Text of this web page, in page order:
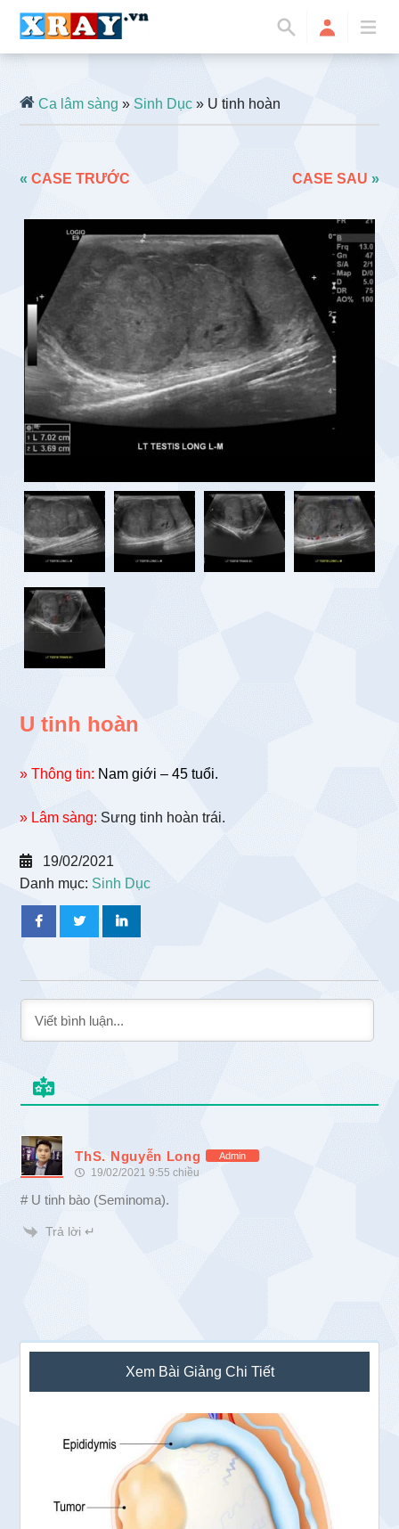
Ca lâm sàng »Sinh Dục » U tinh hoàn
«CASE TRƯỚC CASE SAU »
U tinh hoàn
» Thông tin: Nam giới – 45 tuổi.
» Lâm sàng: Sưng tinh hoàn trái.
19/02/2021
Danh mục: Sinh Dục
ThS. Nguyễn Long Admin
19/02/2021 9:55 chiều
# U tinh bào (Seminoma).
Trả lời ↵
Sidebar
chính
Xem Bài Giảng Chi Tiết